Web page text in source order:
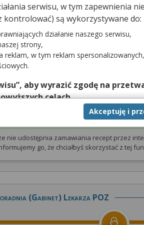
Wizyta NFZ
Gabinet nie udostępnia terminarzaz
nie udostępnia zamawiania recept przez
go, że chciałbyś skorzystać z tej
(gabinet) Lekarza POZ
serwisu, w tym zapewnienia
kontrolować) są wykorzystywane do:
działanie naszego serwisu,
strony,
reklam, w tym reklam spersonalizowanych,
aby wyrazić zgodę na
celach.
a wyrażoną zgodę możesz w
Twoich danych tylko w niektórych
konfigurację szczegółową, to
Akceptuję i